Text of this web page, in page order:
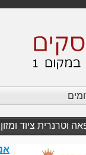
וטרנרית ציוד